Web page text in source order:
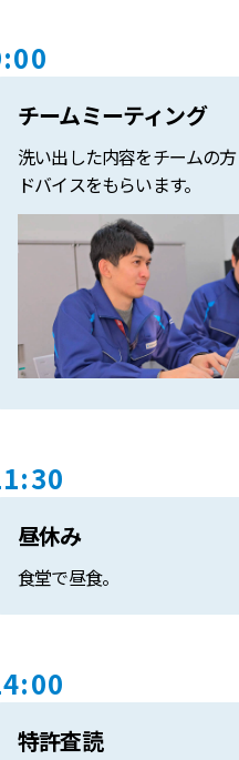
チームミーティング
洗い出した内容をチームの
ドバイスをもらいます。
昼休み
食堂で昼食。
特許査読